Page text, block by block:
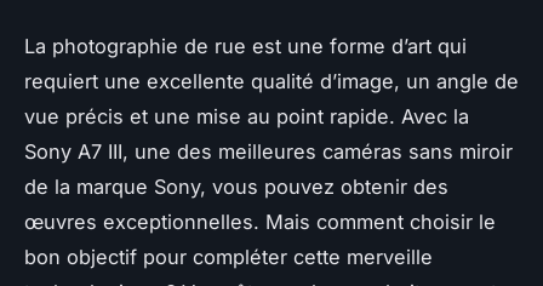
La photographie de rue est une forme d’art qui
requiert une excellente qualité d’image, un angle de
vue précis et une mise au point rapide. Avec la
Sony A7 III, une des meilleures caméras sans miroir
de la marque Sony, vous pouvez obtenir des
œuvres exceptionnelles. Mais comment choisir le
bon objectif pour compléter cette merveille